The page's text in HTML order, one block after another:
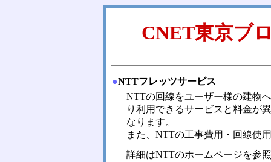
CNET東京ブ
●NTTフレッツサービス
NTTの回線をユーザー様の建物
り利用できるサービスと料金が
なります。
また、NTTの工事費用・回線使
詳細はNTTのホームページを参